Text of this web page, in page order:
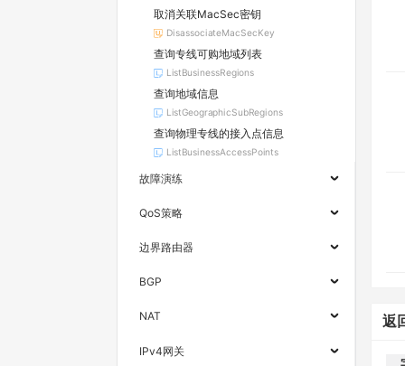
取消关联MacSec密钥
DisassociateMacSecKey
查询专线可购地域列表
ListBusinessRegions
查询地域信息
ListGeographicSubRegions
查询物理专线的接入点信息
ListBusinessAccessPoints
故障演练
QoS策略
边界路由器
BGP
NAT
IPv4网关
返